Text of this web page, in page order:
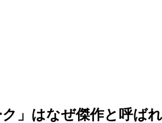
」はなぜ傑作と呼ば